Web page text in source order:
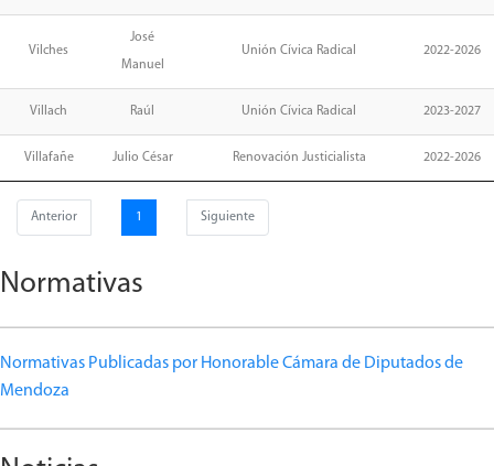
Vilches
José
Manuel
Unión Cívica Radical 2022-2026
Villach Raúl Unión Cívica Radical 2023-2027
Villafañe Julio César Renovación Justicialista 2022-2026
Anterior 1 Siguiente
Normativas
Normativas Publicadas por Honorable Cámara de Diputados de
Mendoza